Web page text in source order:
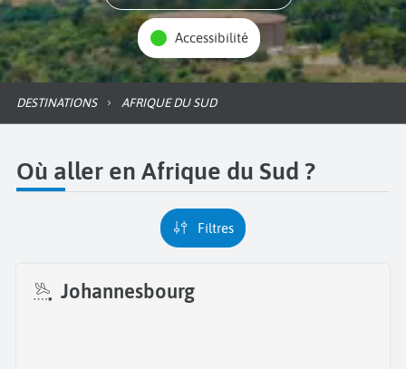
Accessibilité
DESTINATIONS AFRIQUE DU SUD
Où aller en Afrique du Sud ?
Filtres
Johannesbourg